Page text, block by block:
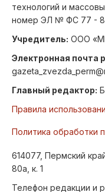
технологий и
номер ЭЛ № ФС 77 -
Учредитель: ООО
Электронная почта
Главный редактор:
Правила
Политика обработки
614077, Пермский
80а, к. 1
Телефон редакции и